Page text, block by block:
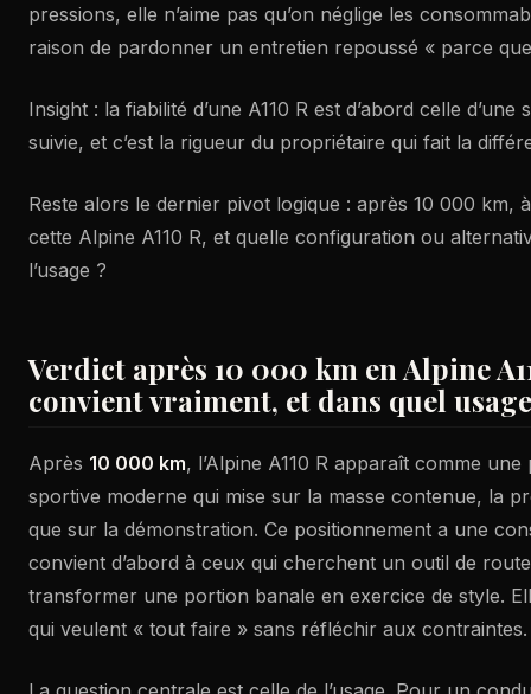
pressions, elle n’aime pas qu’on néglige les
raison de pardonner un entretien repoussé « parce
Insight : la fiabilité d’une A110 R est d’abord celle
suivie, et c’est la rigueur du propriétaire qui fait la
Reste alors le dernier pivot logique : après 10 000 km,
cette Alpine A110 R, et quelle configuration ou
l’usage ?
Verdict après 10 000 km en Alpine
convient vraiment, et dans quel usage
Après 10 000 km, l’Alpine A110 R apparaît comme
sportive moderne qui mise sur la masse contenue, la
que sur la démonstration. Ce positionnement a une
convient d’abord à ceux qui cherchent un outil de
transformer une portion banale en exercice de style.
qui veulent « tout faire » sans réfléchir aux contraintes.